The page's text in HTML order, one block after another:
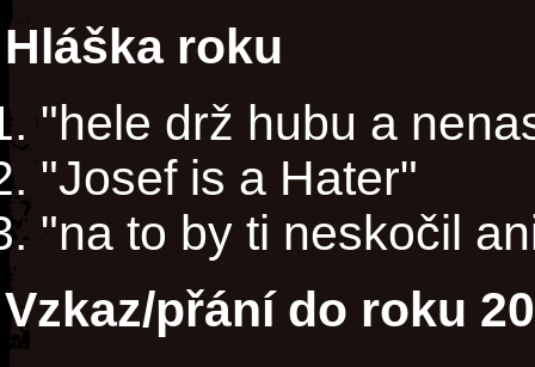
Hláška roku
"hele drž hubu a
"Josef is a Hater"
"na to by ti neskočil
Vzkaz/přání do roku